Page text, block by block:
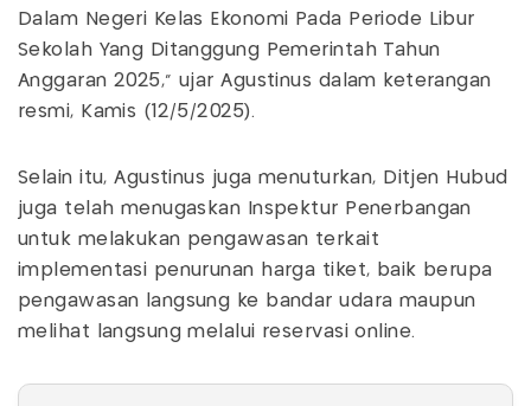
Dalam Negeri Kelas Ekonomi Pada Periode Libur
Sekolah Yang Ditanggung Pemerintah Tahun
Anggaran 2025," ujar Agustinus dalam keterangan
resmi, Kamis (12/5/2025).
Selain itu, Agustinus juga menuturkan, Ditjen Hubud
juga telah menugaskan Inspektur Penerbangan
untuk melakukan pengawasan terkait
implementasi penurunan harga tiket, baik berupa
pengawasan langsung ke bandar udara maupun
melihat langsung melalui reservasi online.